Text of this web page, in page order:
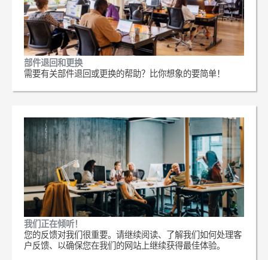
部件退回和更换
需要有关部件退回或更换的帮助？比你想象的要简单！
我们正在倾听！
您的反馈对我们很重要。请继续阅读、了解我们如何处理客
户反馈、以确保您在我们的网站上继续获得最佳体验。